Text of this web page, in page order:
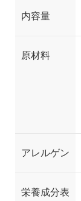
内容量
原材料
アレルゲン
栄養成分表